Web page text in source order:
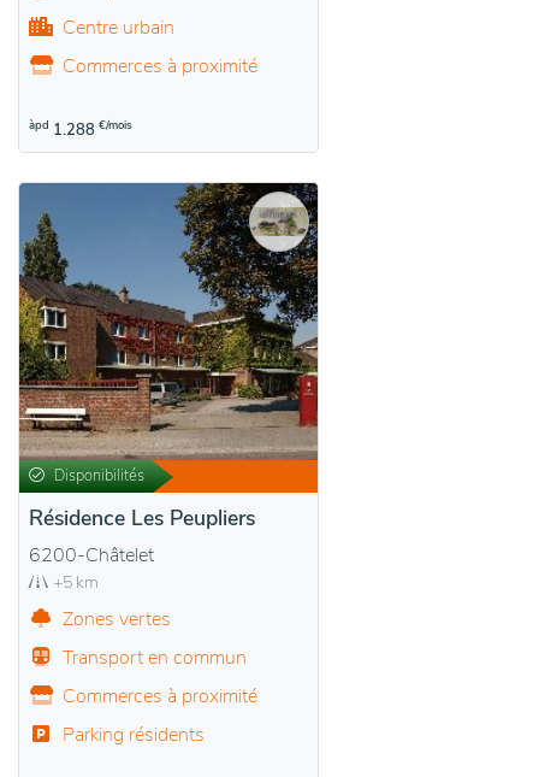
Centre urbain
Commerces à proximité
àpd 1.288 €/mois
Disponibilités
Résidence Les Peupliers
6200-Châtelet
+5 km
Zones vertes
Transport en commun
Commerces à proximité
Parking résidents